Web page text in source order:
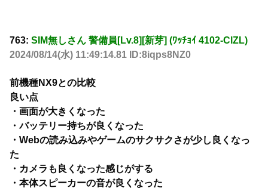
763: SIM無しさん 警備員[Lv.8][新芽] (ﾜｯﾁｮｲ 4102-ClZL)
2024/08/14(水) 11:49:14.81 ID:8iqps8NZ0
前機種NX9との比較
良い点
・画面が大きくなった
・バッテリー持ちが良くなった
・Webの読み込みやゲームのサクサクさが少し良くなっ
た
・カメラも良くなった感じがする
・本体スピーカーの音が良くなった